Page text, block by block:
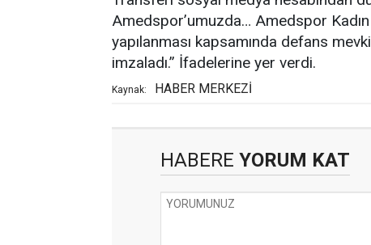
Amedspor’umuzda… Amedspor Kadın
yapılanması kapsamında defans
imzaladı.” İfadelerine yer verdi.
Kaynak: HABER MERKEZİ
HABERE YORUM KAT